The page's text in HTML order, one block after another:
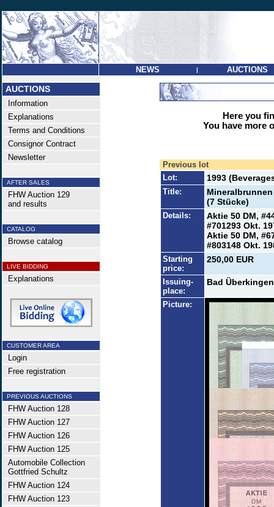
NEWS | AUCTIONS
AUCTIONS
Information
Explanations
Terms and Conditions
Consignor Contract
Newsletter
AFTER SALES
FHW Auction 129
and results
CATALOG
Browse catalog
LIVE BIDDING
Explanations
CUSTOMER AREA
Login
Free registration
PREVIOUS AUCTIONS
FHW Auction 128
FHW Auction 127
FHW Auction 126
FHW Auction 125
Automobile Collection
Gottfried Schultz
FHW Auction 124
FHW Auction 123
Here you
You have more
Previous lot
Lot:
1993
Title:
(7 Stücke)
Details:
Aktie 50 DM,
#701293 Okt.
Aktie 50 DM,
#803148 Okt.
Starting
price:
250,00 EUR
Issuing-
place:
Bad Überkingen
Picture: